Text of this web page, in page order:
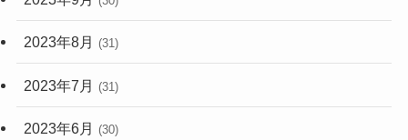
2023年8月 (31)
2023年7月 (31)
2023年6月 (30)